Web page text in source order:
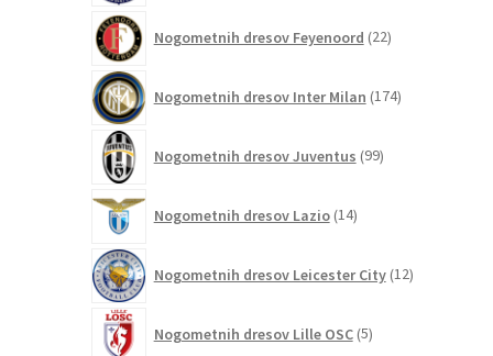
Nogometnih dresov Feyenoord 22izdelkov
Nogometnih dresov Inter Milan 174izdelkov
Nogometnih dresov Juventus 99izdelkov
Nogometnih dresov Lazio 14izdelkov
Nogometnih dresov Leicester City 12izdelkov
Nogometnih dresov Lille OSC 5izdelkov